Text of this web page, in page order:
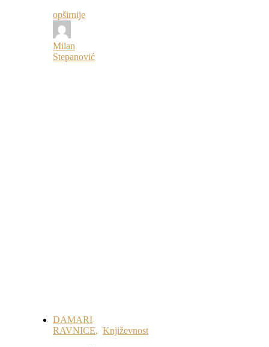
opširnije
Milan
Stepanović
DAMARI
RAVNICE, Književnost